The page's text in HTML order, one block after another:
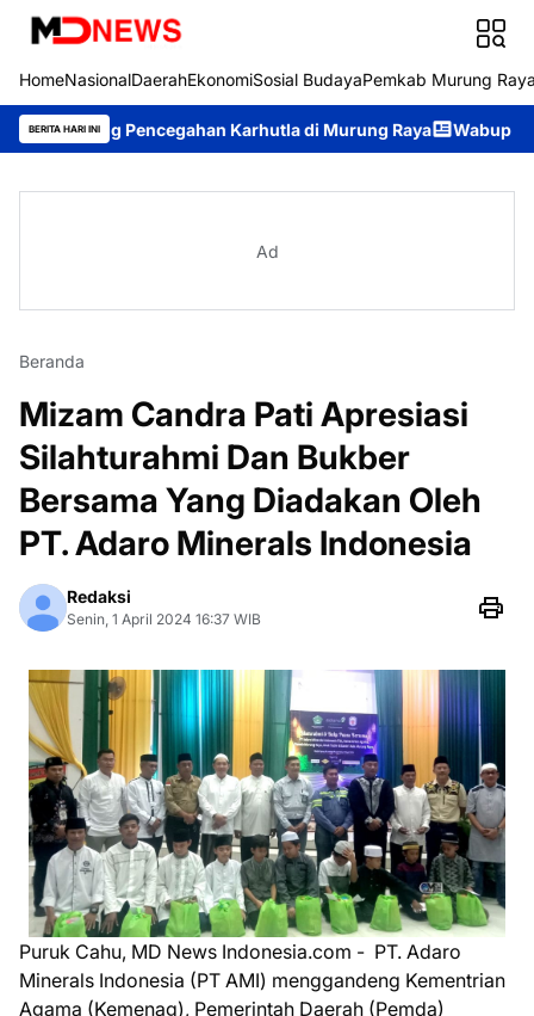
HomeNasionalDaerahEkonomiSosial BudayaPemkab Murung
BERITA HARI INI
Pencegahan Karhutla di Murung Raya Wabup Rahmanto
Ad
Beranda
Mizam Candra Pati Apresiasi
Silahturahmi Dan Bukber
Bersama Yang Diadakan Oleh
PT. Adaro Minerals Indonesia
Redaksi
Senin, 1 April 2024 16:37 WIB
Puruk Cahu, MD News Indonesia.com - PT. Adaro
Minerals Indonesia (PT AMI) menggandeng Kementrian
Agama (Kemenag), Pemerintah Daerah (Pemda)